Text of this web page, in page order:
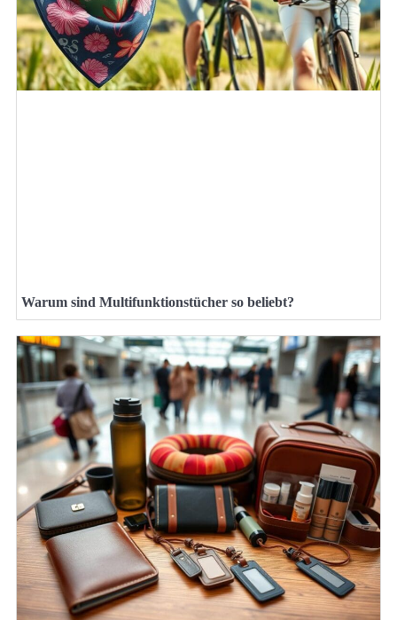
Warum sind Multifunktionstücher so beliebt?